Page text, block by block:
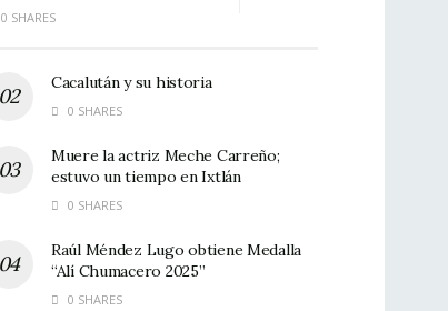
0 SHARES
Cacalután y su historia
0 SHARES
Muere la actriz Meche Carreño;
estuvo un tiempo en Ixtlán
0 SHARES
Raúl Méndez Lugo obtiene Medalla
“Alí Chumacero 2025”
0 SHARES